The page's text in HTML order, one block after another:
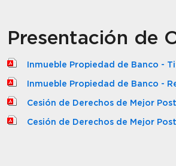
Presentación de
Inmueble Propiedad de Banco -
Inmueble Propiedad de Banco -
Cesión de Derechos de Mejor
Cesión de Derechos de Mejor